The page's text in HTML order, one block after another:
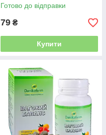
Готово до відправки
79 ₴
Купити